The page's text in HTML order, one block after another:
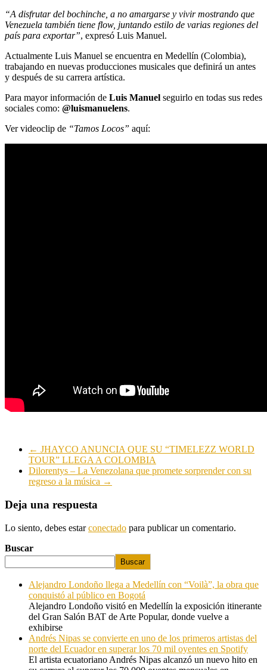
“A disfrutar del bochinche, a no amargarse y vivir mostrando que
Venezuela también tiene flow, juntando estilo de varias regiones del
país para exportar”, expresó Luis Manuel.
Actualmente Luis Manuel se encuentra en Medellín (Colombia),
trabajando en nuevas producciones musicales que definirá un antes
y después de su carrera artística.
Para mayor información de Luis Manuel seguirlo en todas sus redes
sociales como: @luismanuelens.
Ver videoclip de “Tamos Locos” aquí:
← JHAYCO ANUNCIA QUE SU “TIMELEZZ WORLD
TOUR” LLEGA A COLOMBIA
Dilorentys – La Venezolana que promete sorprender con su
regreso a la música →
Deja una respuesta
Lo siento, debes estarconectado para publicar un comentario.
Buscar
Buscar
Alejandro Londoño llega a Medellín con “Voilà”, la obra que
conquistó al público en Bogotá
Alejandro Londoño visitó en Medellín la exposición itinerante
del Gran Salón BAT de Arte Popular, donde vuelve a
exhibirse
Andrés Nipas se convierte en uno de los primeros artistas del
norte del Ecuador en superar los 70 mil oyentes en Spotify
El artista ecuatoriano Andrés Nipas alcanzó un nuevo hito en